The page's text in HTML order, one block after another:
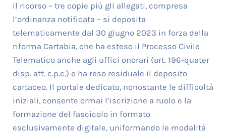
Il ricorso – tre copie più gli allegati, compresa
l’ordinanza notificata – si deposita
telematicamente dal 30 giugno 2023 in forza della
riforma Cartabia, che ha esteso il Processo Civile
Telematico anche agli uffici onorari (art. 196-quater
disp. att. c.p.c.) e ha reso residuale il deposito
cartaceo. Il portale dedicato, nonostante le difficoltà
iniziali, consente ormai l’iscrizione a ruolo e la
formazione del fascicolo in formato
esclusivamente digitale, uniformando le modalità